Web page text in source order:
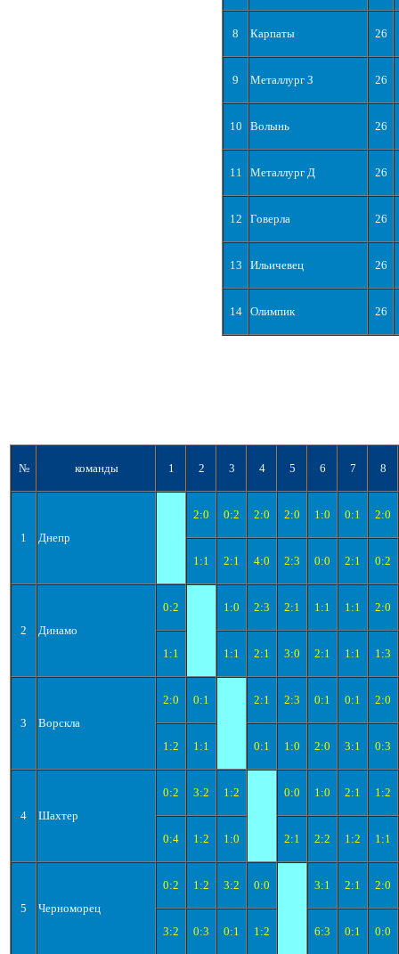
8 Карпаты 26
9 Металлург З 26
10 Волынь 26
11 Металлург Д 26
12 Говерла 26
13 Ильичевец 26
14 Олимпик 26
№ команды 1 2 3 4 5 6 7 8
1 Днепр
2:0 0:2 2:0 2:0 1:0 0:1 2:0
1:1 2:1 4:0 2:3 0:0 2:1 0:2
2 Динамо
0:2 1:0 2:3 2:1 1:1 1:1 2:0
1:1 1:1 2:1 3:0 2:1 1:1 1:3
3 Ворскла
2:0 0:1 2:1 2:3 0:1 0:1 2:0
1:2 1:1 0:1 1:0 2:0 3:1 0:3
4 Шахтер
0:2 3:2 1:2 0:0 1:0 2:1 1:2
0:4 1:2 1:0 2:1 2:2 1:2 1:1
5 Черноморец
0:2 1:2 3:2 0:0 3:1 2:1 2:0
3:2 0:3 0:1 1:2 6:3 0:1 0:0